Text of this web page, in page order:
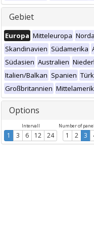
Gebiet
Europa Mitteleuropa
Skandinavien Südamerika
Südasien Australien
Italien/Balkan Spanien
Großbritannien
Options
Intervall
1 3 6 12 24
Number of
1 2 3